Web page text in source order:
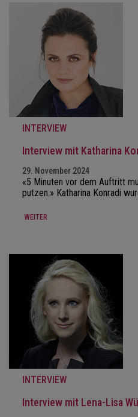
INTERVIEW
Interview mit Katharina
29. November 2024
«5 Minuten vor dem Auftritt
putzen.» Katharina Konradi
WEITER
INTERVIEW
Interview mit Lena-Lisa